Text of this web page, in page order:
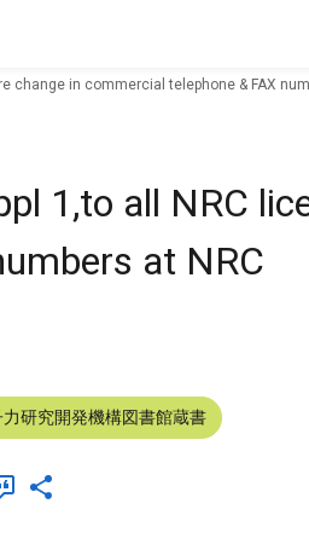
change in commercial telephone & FAX
1,to all NRC
at NRC
研究開発機構図書館蔵書